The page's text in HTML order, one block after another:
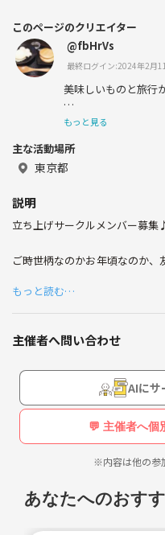
このページのクリエイター
@fbHrVs
最終ログイン:2024年2月
美味しいものと旅行
旅先では食べたいも
ご当地グルメ/チーズ
ミルクレープ。。。
最近あまり見れてま
初めて行った駅では
あまり得意ではなか
この頃です！
アクティブからイン
イベント企画の際は
もっと見る
主な活動場所
東京都
説明
立ち上げサークルメンバー募
ご時世柄なのかお年頃なのか
ぜひ気軽に友達作りしましょう！
【サークル概要】
街ぶらや食べ歩き・旅行好きな
を企画しようかと思います。
仕事以外でのつながりの場と
を一緒に作っていきたいです。
管理人がタバコ得意でないため
また、独身の方でお願いします。
気になるお店やスポット、イベ
もっと読む…
主催者へ問い合わせ
AIにサ
💬 主催者へ個
※内容は他の参
あなたへのおす